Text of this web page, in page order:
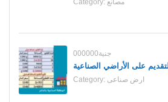
Category: مصانع
000000جنية
على الأراضي الصناعية
Category: ارض صناعى